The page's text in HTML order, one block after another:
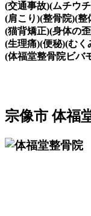
(交通事故)(ムチウ
(肩こり)(整骨院)(整
(猫背矯正)(身体の
(生理痛)(便秘)(む
(体福堂整骨院ビバ
宗像市 体福